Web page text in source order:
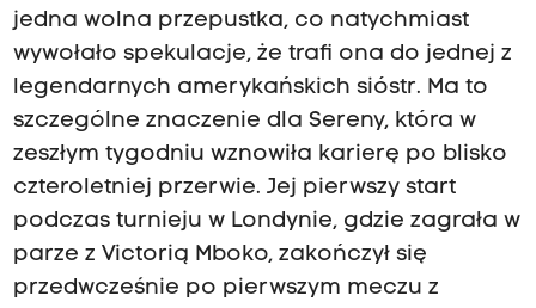
jedna wolna przepustka, co natychmiast
wywołało spekulacje, że trafi ona do jednej z
legendarnych amerykańskich sióstr. Ma to
szczególne znaczenie dla Sereny, która w
zeszłym tygodniu wznowiła karierę po blisko
czteroletniej przerwie. Jej pierwszy start
podczas turnieju w Londynie, gdzie zagrała w
parze z Victorią Mboko, zakończył się
przedwcześnie po pierwszym meczu z